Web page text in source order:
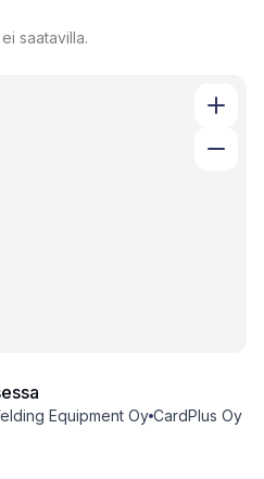
saatavilla.
Equipment Oy CardPlus Oy